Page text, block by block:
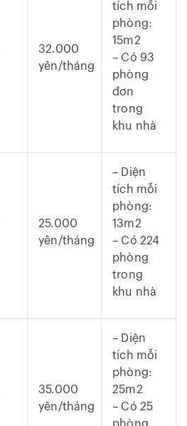
32.000
yên/tháng
tích mỗi
phòng:
15m2
– Có 93
phòng
đơn
trong
khu nhà
25.000
yên/tháng
– Diện
tích mỗi
phòng:
13m2
– Có 224
phòng
trong
khu nhà
35.000
yên/tháng
– Diện
tích mỗi
phòng:
25m2
– Có 25
phòng